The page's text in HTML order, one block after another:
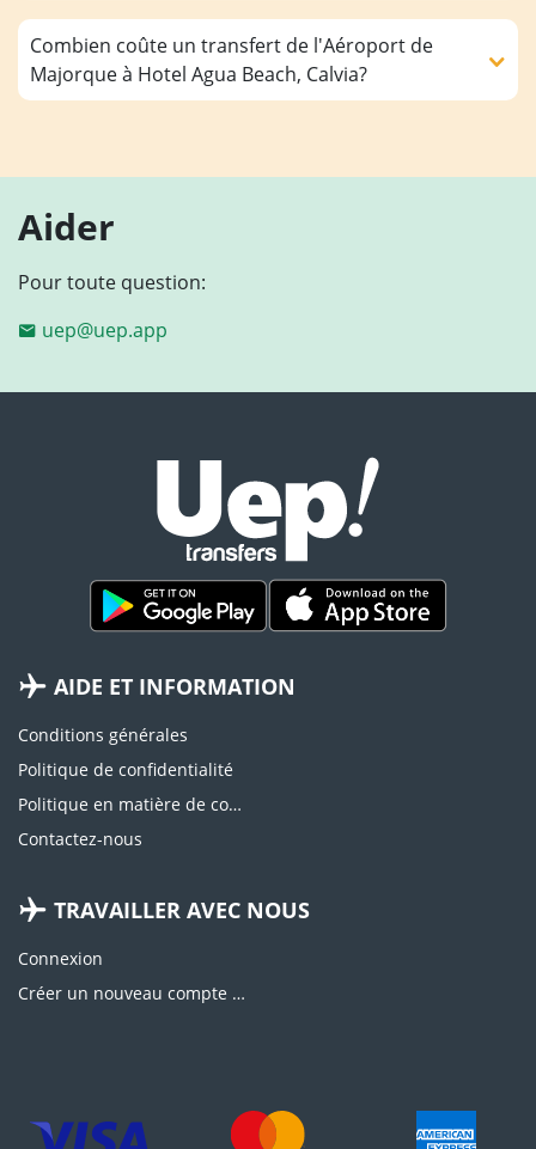
Combien coûte un transfert de l'Aéroport de
Majorque à Hotel Agua Beach, Calvia?
Aider
Pour toute question:
uep@uep.app
AIDE ET INFORMATION
Conditions générales
Politique de confidentialité
Politique en matière de cookies
Contactez-nous
TRAVAILLER AVEC NOUS
Connexion
Créer un nouveau compte d'agence